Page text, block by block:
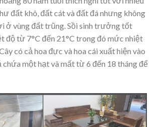
đất khô, đất cát và đất đá nhưng không
ở vùng đất trũng. Sồi sinh trưởng tốt
độ từ 7°C đến 21°C trong đó mức nhiệt
có cả hoa đực và hoa cái xuất hiện vào
chứa một hạt và mất từ 6 đến 18 tháng để